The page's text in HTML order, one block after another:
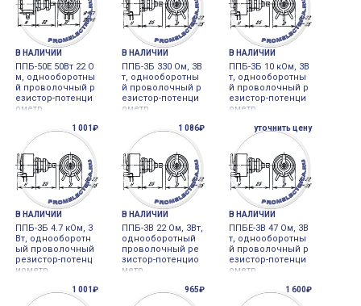
В НАЛИЧИИ
ППБ-50Е 50Вт 22 О
м, однооборотны
й проволочный р
езистор-потенци
ометр
В НАЛИЧИИ
ППБ-3Б 330 Ом, 3В
т, однооборотны
й проволочный р
езистор-потенци
ометр
В НАЛИЧИИ
ППБ-3Б 10 кОм, 3В
т, однооборотны
й проволочный р
езистор-потенци
ометр
1 001₽
В НАЛИЧИИ
ППБ-3Б 4.7 кОм, 3
Вт, однооборотн
ый проволочный
резистор-потенц
иометр
1 086₽
В НАЛИЧИИ
ППБ-3В 22 Ом, 3Вт,
однооборотный
проволочный ре
зистор-потенцио
метр
уточнить цену
В НАЛИЧИИ
ППБЕ-3В 47 Ом, 3В
т, однооборотны
й проволочный р
езистор-потенци
ометр
1 001₽ 965₽ 1 600₽